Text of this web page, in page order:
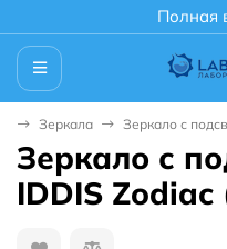
Полная
Зеркала Зеркало с
Зеркало с
IDDIS Zodiac